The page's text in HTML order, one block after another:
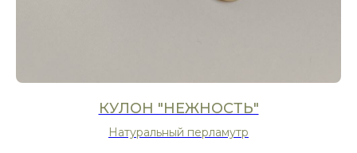
КУЛОН "НЕЖНОСТЬ"
Натуральный перламутр